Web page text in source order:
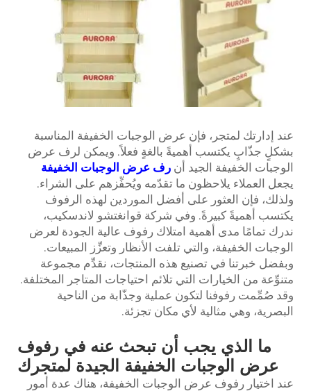
عند إدارتك لمتجر، فإن عرض الوجبات الخفيفة المناسبة
بشكلٍ جذّابٍ يكتسب أهميةً بالغةٍ فعلاً. ويمكن لرف عرض
الوجبات الخفيفة الجيد أنرف عرض الوجبات الخفيفة
يجعل العملاء يلاحظون ما تقدّمه ويُحفِّزهم على الشراء.
ولذلك، فإن العثور على أفضل الموردين لهذه الرفوف
يكتسب أهميةً كبيرةً. وفي شركة قوانغتشو لاندسكيب،
ندرك تمامًا مدى أهمية امتلاك رفوف عالية الجودة لعرض
الوجبات الخفيفة، والتي تلفت الأنظار وتعزِّز المبيعات.
وبفضل خبرتنا في تصنيع هذه المنتجات، نقدِّم مجموعة
متنوِّعة من الخيارات التي تلائم احتياجات المتاجر المختلفة.
وقد صُمِّمت رفوفنا لتكون عملية وجذّابة من الناحية
البصرية، وهي مثالية لأي مكان تجزئة.
ما الذي يجب أن تبحث عنه في رفوف
عرض الوجبات الخفيفة الجيدة لمتجرك
عند اختيار رفوف عرض الوجبات الخفيفة، هناك عدة أمور